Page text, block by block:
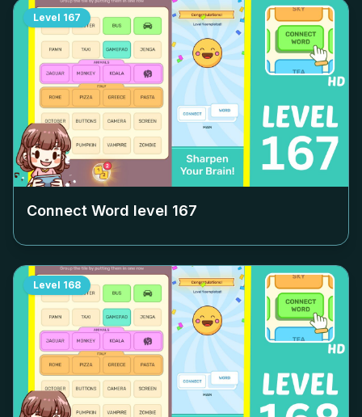
Level 167
Connect Word level 167
Level 168